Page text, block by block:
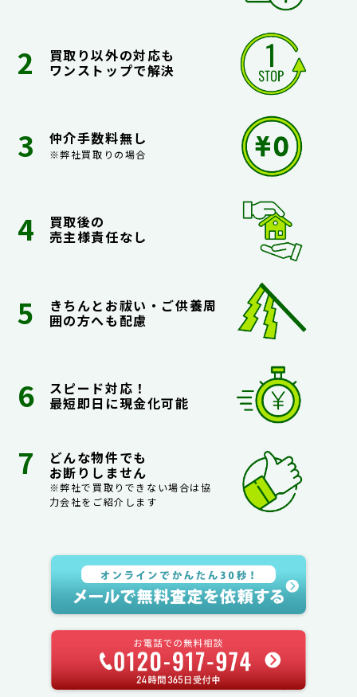
買取り以外の対応も
ワンストップで解決
仲介手数料無し
※弊社買取りの場合
買取後の
売主様責任なし
きちんとお祓い・ご供養周
囲の方へも配慮
スピード対応！
最短即日に現金化可能
どんな物件でも
お断りしません
※弊社で買取りできない場合は協
力会社をご紹介します